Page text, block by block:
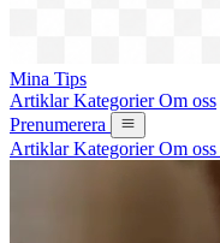
Mina Tips
ArtiklarKategorierOm oss
Prenumerera
ArtiklarKategorierOm oss